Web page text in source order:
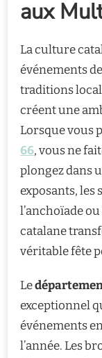
aux
La culture
événements
traditions
créent une
Lorsque vous
66, vous ne
plongez dans
exposants,
l’anchoïade
catalane
véritable fête
Le
exceptionnel
événements
l’année. Les